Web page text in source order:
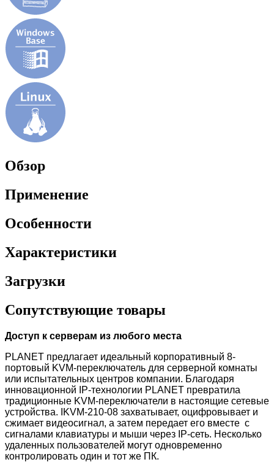
Обзор
Применение
Особенности
Характеристики
Загрузки
Сопутствующие товары
Доступ к серверам из любого места
PLANET предлагает идеальный корпоративный 8-
портовый KVM-переключатель для серверной комнаты
или испытательных центров компании. Благодаря
инновационной IP-технологии PLANET превратила
традиционные KVM-переключатели в настоящие сетевые
устройства. IKVM-210-08 захватывает, оцифровывает и
сжимает видеосигнал, а затем передает его вместе с
сигналами клавиатуры и мыши через IP-сеть. Несколько
удаленных пользователей могут одновременно
контролировать один и тот же ПК.